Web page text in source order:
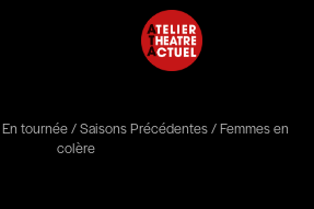
En tournée/Saisons Précédentes/Femmes en
colère